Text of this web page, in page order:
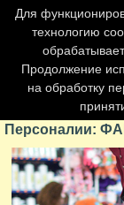
Главная
Обновления
Контакты
Персоналии
Форум
Персоналии:
Для
технологию
Продолжение
на обработку